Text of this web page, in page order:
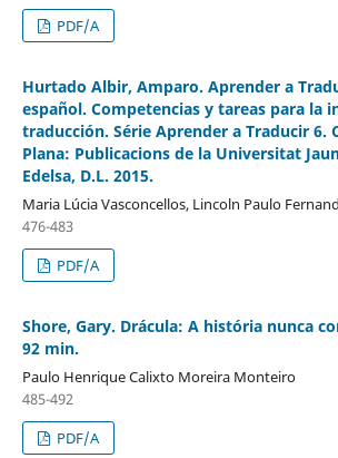
PDF/A
Hurtado Albir, Amparo. Aprender a
español. Competencias y tareas para la
traducción. Série Aprender a Traducir 6.
Plana: Publicacions de la Universitat
Edelsa, D.L. 2015.
Maria Lúcia Vasconcellos, Lincoln Paulo
476-483
PDF/A
Shore, Gary. Drácula: A história nunca
92 min.
Paulo Henrique Calixto Moreira Monteiro
485-492
PDF/A